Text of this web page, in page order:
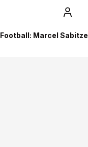
Football: Marcel